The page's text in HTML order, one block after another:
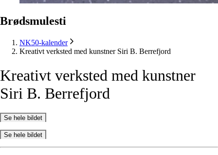
Brødsmulesti
NK50-kalender
Kreativt verksted med kunstner Siri B. Berrefjord
Kreativt verksted med kunstner
Siri B. Berrefjord
Se hele bildet
Se hele bildet